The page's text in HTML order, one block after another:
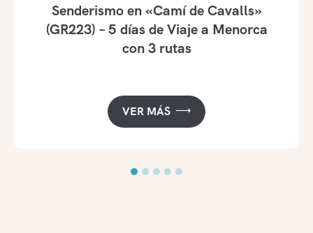
Senderismo en «Camí de Cavalls»
(GR223) – 5 días de Viaje a Menorca
con 3 rutas
VER MÁS